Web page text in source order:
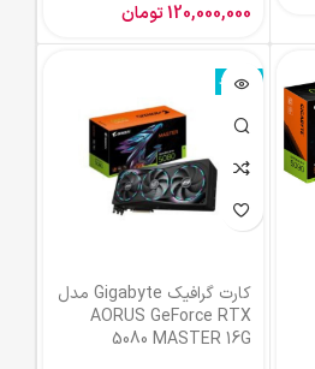
120,000,000تومان
ناموجود
کارت گرافیک Gigabyte مدل
AORUS GeForce RTX
5080 MASTER 16G